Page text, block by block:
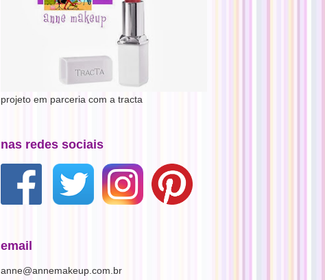
projeto em parceria com a tracta
nas redes sociais
email
anne@annemakeup.com.br